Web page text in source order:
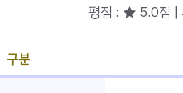
평점 : ★ 5.0점 |
구분